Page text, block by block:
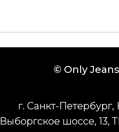
г. Санкт-Петербург,
Выборгское шоссе, 13,
© Only